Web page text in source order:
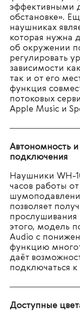
эффективными
обстановке».
наушниках
которая нужна
об окружении
регулировать
зависимости
так и от его
функция
потоковых
Apple Music и
Автономность
подключения
Наушники WH-
часов работы
позволяет
этого, модель
Audio с
функцию
даёт
подключаться
Доступные